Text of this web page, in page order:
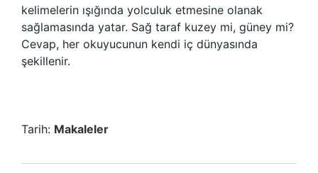
kelimelerin ışığında yolculuk etmesine olanak
sağlamasında yatar. Sağ taraf kuzey mi, güney mi?
Cevap, her okuyucunun kendi iç dünyasında
şekillenir.
Tarih: Makaleler